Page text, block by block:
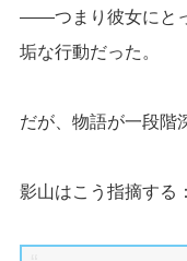
――つまり彼女にと
垢な行動だった。
だが、物語が一段階
影山はこう指摘する：